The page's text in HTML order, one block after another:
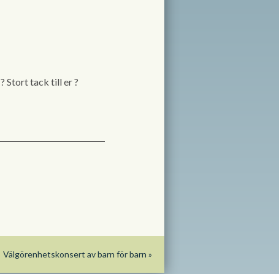
? Stort tack till er?
Välgörenhetskonsert av barn för barn »